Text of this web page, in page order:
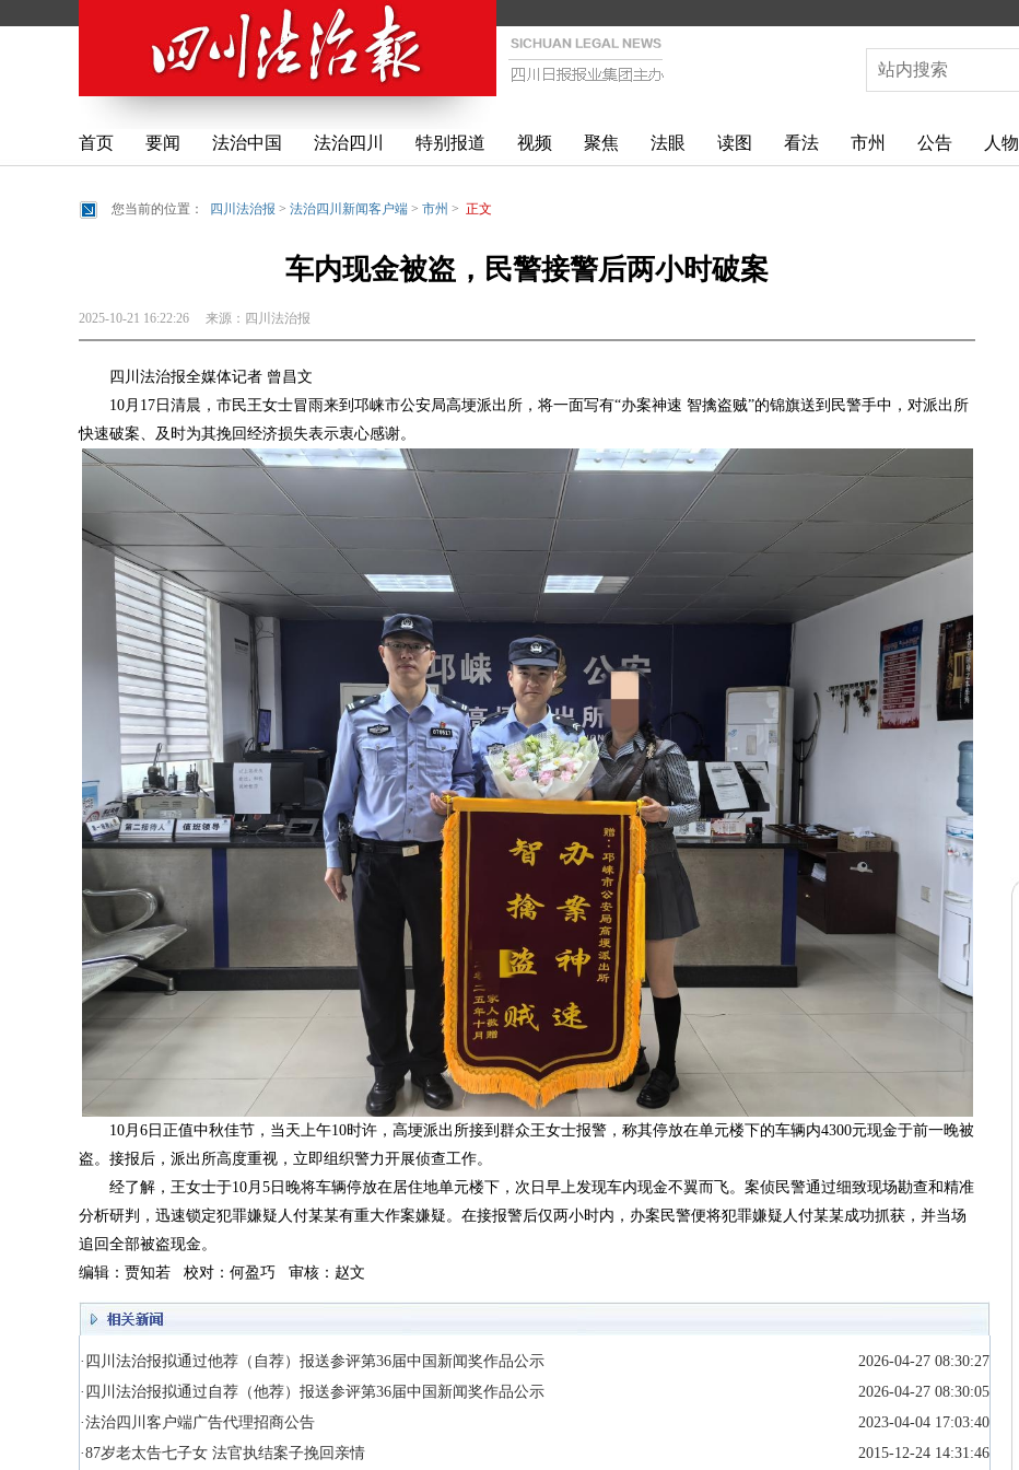
首页 要闻 法治中国 法治四川 特别报道 视频 聚焦 法眼 读图 看法 市州 公告 人物
您当前的位置： 四川法治报 > 法治四川新闻客户端 > 市州 > 正文
车内现金被盗，民警接警后两小时破案
2025-10-21 16:22:26 来源： 四川法治报
四川法治报全媒体记者 曾昌文
10月17日清晨，市民王女士冒雨来到邛崃市公安局高埂派出所，将一面写有“办案神速 智擒盗贼”的锦旗送到民警手中，对派出所
快速破案、及时为其挽回经济损失表示衷心感谢。
10月6日正值中秋佳节，当天上午10时许，高埂派出所接到群众王女士报警，称其停放在单元楼下的车辆内4300元现金于前一晚被
盗。接报后，派出所高度重视，立即组织警力开展侦查工作。
经了解，王女士于10月5日晚将车辆停放在居住地单元楼下，次日早上发现车内现金不翼而飞。案侦民警通过细致现场勘查和精准
分析研判，迅速锁定犯罪嫌疑人付某某有重大作案嫌疑。在接报警后仅两小时内，办案民警便将犯罪嫌疑人付某某成功抓获，并当场
追回全部被盗现金。
编辑：贾知若 校对：何盈巧 审核：赵文
·四川法治报拟通过他荐（自荐）报送参评第36届中国新闻奖作品公示
2026-04-27 08:30:27
·四川法治报拟通过自荐（他荐）报送参评第36届中国新闻奖作品公示
2026-04-27 08:30:05
·法治四川客户端广告代理招商公告
2023-04-04 17:03:40
·87岁老太告七子女 法官执结案子挽回亲情
2015-12-24 14:31:46